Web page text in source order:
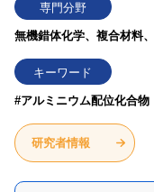
専門分野
無機錯体化学、複合材料
キーワード
#アルミニウム配位化合物
研究者情報